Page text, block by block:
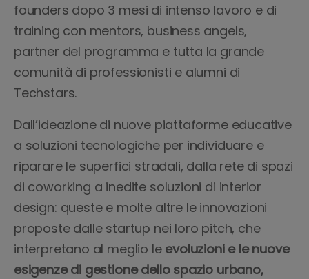
founders dopo 3 mesi di intenso lavoro e di
training con mentors, business angels,
partner del programma e tutta la grande
comunità di professionisti e alumni di
Techstars.
Dall’ideazione di nuove piattaforme educative
a soluzioni tecnologiche per individuare e
riparare le superfici stradali, dalla rete di spazi
di coworking a inedite soluzioni di interior
design: queste e molte altre le innovazioni
proposte dalle startup nei loro pitch, che
interpretano al meglio le evoluzioni e le nuove
esigenze di gestione dello spazio urbano,